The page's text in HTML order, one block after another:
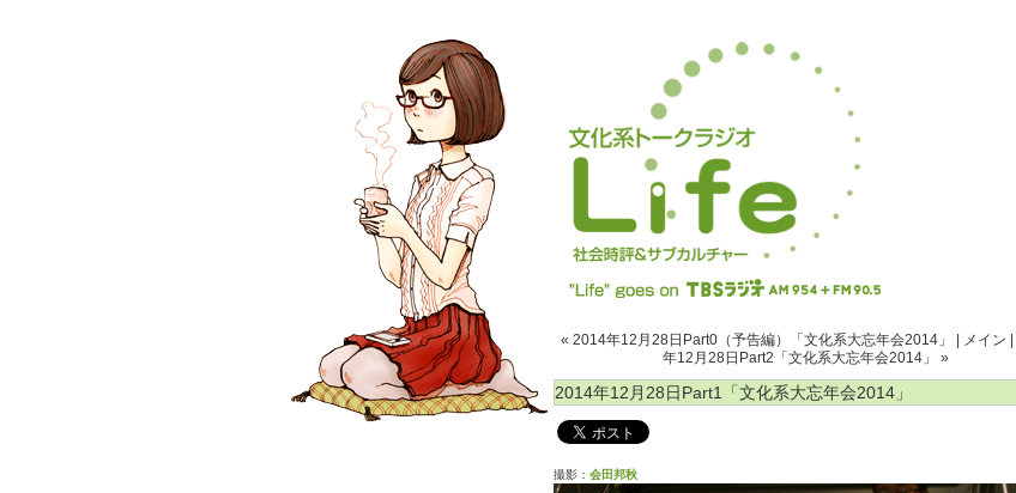
« 2014年12月28日Part0（予告編）「文化系大忘年会2014」 メイン
年12月28日Part2「文化系大忘年会2014」 »
2014年12月28日Part1「文化系大忘年会2014」
撮影： 会田邦秋